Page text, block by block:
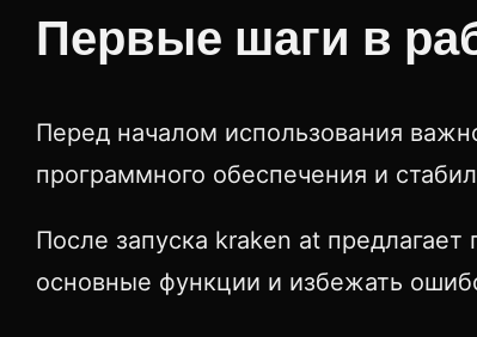
Первые шаги в
Перед началом использования
программного обеспечения и
После запуска kraken at
основные функции и избежать